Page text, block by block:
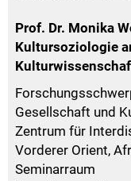
Prof. Dr. Monika
Kultursoziologie
Gesellschaft und
Zentrum für
Vorderer Orient,
Seminarraum